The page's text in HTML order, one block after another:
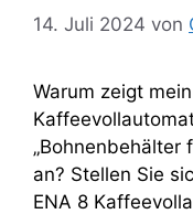
14. Juli 2024 von
Warum zeigt
„Bohnenbehälter
an? Stellen Sie
ENA 8